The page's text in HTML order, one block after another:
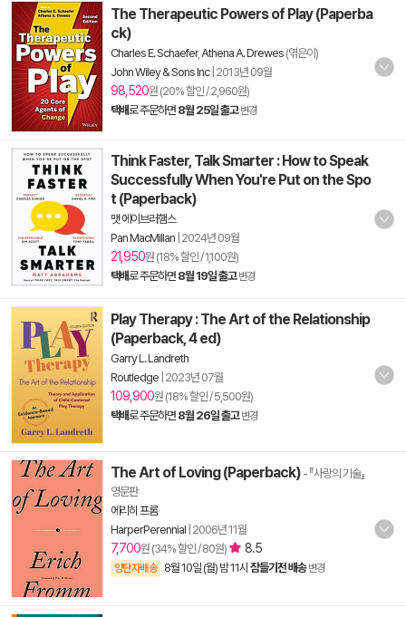
The Therapeutic Powers of Play (Paperba
ck)
Charles E. Schaefer,Athena A. Drewes (엮은이)
John Wiley & Sons Inc| 2013년 09월
98,520원 (20% 할인 / 2,960원)
택배로 주문하면 8월 25일 출고 변경
Think Faster, Talk Smarter : How to Speak
Successfully When You're Put on the Spo
t (Paperback)
맷 에이브러햄스
Pan MacMillan 2024년 09월
21,950원 (18% 할인 / 1,100원)
택배로 주문하면 8월 19일 출고 변경
Play Therapy : The Art of the Relationship
(Paperback, 4 ed)
Garry L. Landreth
Routledge 2023년 07월
109,900원 (18% 할인 / 5,500원)
택배로 주문하면 8월 26일 출고 변경
The Art of Loving (Paperback) - 『사랑의 기술』
영문판
에리히 프롬
HarperPerennial 2006년 11월
7,700원 (34% 할인 / 80원) 8.5
양탄자배송 8월 10일 (월) 밤 11시 잠들기전 배송 변경